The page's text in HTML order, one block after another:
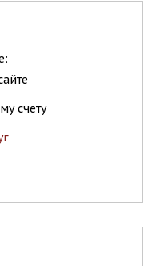
счету